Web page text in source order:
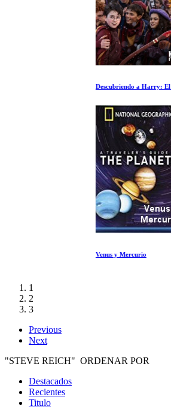
Descubriendo a Harry: El arte detras de la magia
1
2
3
Previous
Next
"STEVE REICH" ORDENAR POR
Destacados
Recientes
Titulo